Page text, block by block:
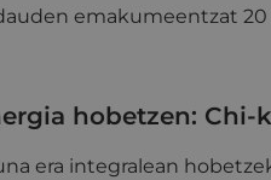
emakumeentzat 20
hobetzen: Chi-
era integralean